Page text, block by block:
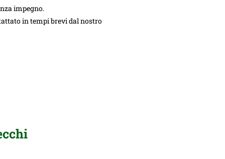
impegno.
in tempi brevi dal nostro